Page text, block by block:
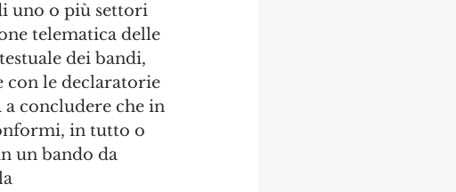
uno o più settori
telematica delle
dei bandi,
con le declaratorie
concludere che in
in tutto o
un bando da